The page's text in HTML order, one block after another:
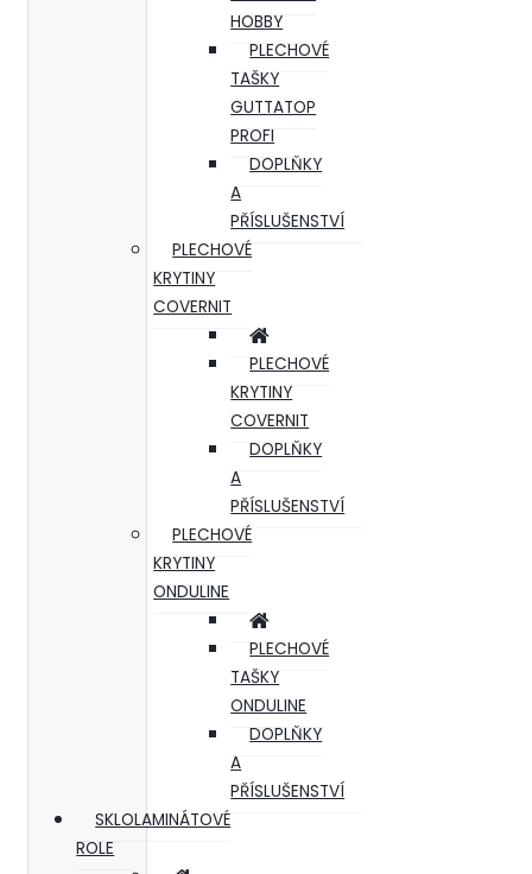
HOBBY
PLECHOVÉ
TAŠKY
GUTTATOP
PROFI
DOPLŇKY
A
PŘÍSLUŠENSTVÍ
PLECHOVÉ
KRYTINY
COVERNIT
PLECHOVÉ
KRYTINY
COVERNIT
DOPLŇKY
A
PŘÍSLUŠENSTVÍ
PLECHOVÉ
KRYTINY
ONDULINE
PLECHOVÉ
TAŠKY
ONDULINE
DOPLŇKY
A
PŘÍSLUŠENSTVÍ
SKLOLAMINÁTOVÉ
ROLE